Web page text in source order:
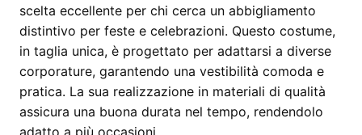
scelta eccellente per chi cerca un abbigliamento
distintivo per feste e celebrazioni. Questo costume,
in taglia unica, è progettato per adattarsi a diverse
corporature, garantendo una vestibilità comoda e
pratica. La sua realizzazione in materiali di qualità
assicura una buona durata nel tempo, rendendolo
adatto a più occasioni.